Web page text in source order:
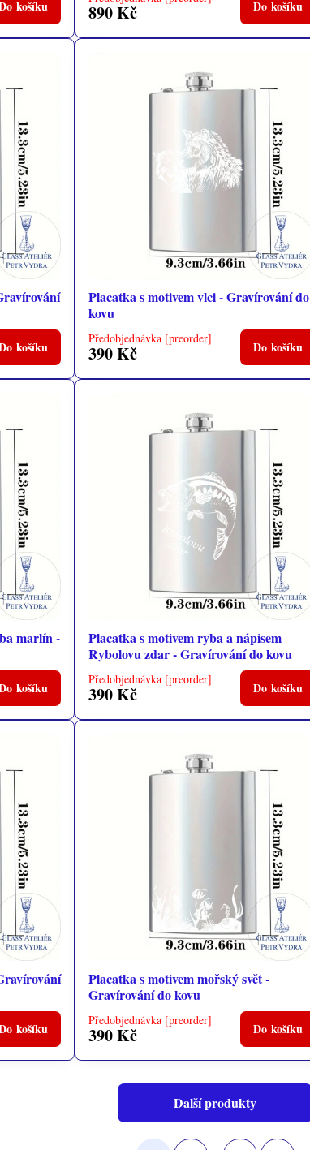
košíku 890 Kč Do košíku
košíku
Placatka s motivem vlci - Gravírování do
kovu
Předobjednávka [preorder]
390 Kč Do košíku
marlín -
košíku
Placatka s motivem ryba a nápisem
Rybolovu zdar - Gravírování do kovu
Předobjednávka [preorder]
390 Kč Do košíku
košíku
Placatka s motivem mořský svět -
Gravírování do kovu
Předobjednávka [preorder]
390 Kč Do košíku
Další produkty